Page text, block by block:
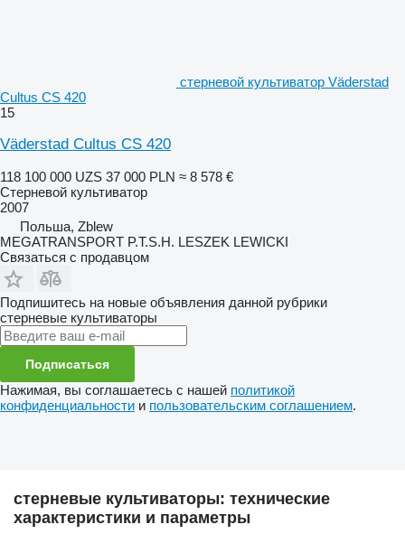
стерневой культиватор Väderstad
Cultus CS 420
15
Väderstad Cultus CS 420
118 100 000 UZS 37 000 PLN ≈ 8 578 €
Стерневой культиватор
2007
Польша, Zblew
MEGATRANSPORT P.T.S.H. LESZEK LEWICKI
Связаться с продавцом
Подпишитесь на новые объявления данной рубрики
стерневые культиваторы
Подписаться
Нажимая, вы соглашаетесь с нашей политикой
конфиденциальности и пользовательским соглашением.
стерневые культиваторы: технические
характеристики и параметры